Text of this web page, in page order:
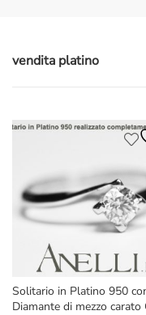
vendita platino
Solitario in Platino 950
Diamante di mezzo carato